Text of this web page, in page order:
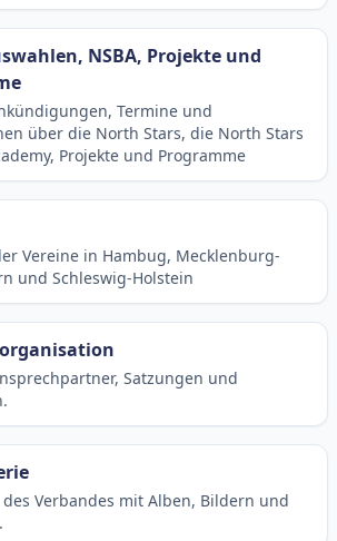
NSBA, Projekte und
Termine und
über die North Stars, die North Stars
Projekte und Programme
Vereine in Hambug, Mecklenburg-
und Schleswig-Holstein
Satzungen und
des Verbandes mit Alben, Bildern und